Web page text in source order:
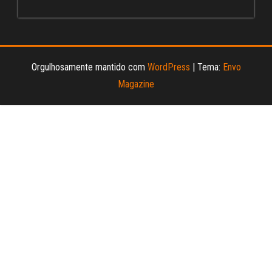
Orgulhosamente mantido com WordPress | Tema: Envo
Magazine